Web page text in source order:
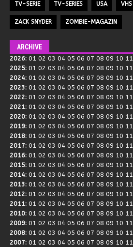
TV-SERIE TV-SERIES USA VHS
ZACK SNYDER ZOMBIE-MAGAZIN
ARCHIVE
2026: 01 02 03 04 05 06 07 08 09 10 11
2025: 01 02 03 04 05 06 07 08 09 10 11
2024: 01 02 03 04 05 06 07 08 09 10 11
2023: 01 02 03 04 05 06 07 08 09 10 11
2022: 01 02 03 04 05 06 07 08 09 10 11
2021: 01 02 03 04 05 06 07 08 09 10 11
2020: 01 02 03 04 05 06 07 08 09 10 11
2019: 01 02 03 04 05 06 07 08 09 10 11
2018: 01 02 03 04 05 06 07 08 09 10 11
2017: 01 02 03 04 05 06 07 08 09 10 11
2016: 01 02 03 04 05 06 07 08 09 10 11
2015: 01 02 03 04 05 06 07 08 09 10 11
2014: 01 02 03 04 05 06 07 08 09 10 11
2013: 01 02 03 04 05 06 07 08 09 10 11
2012: 01 02 03 04 05 06 07 08 09 10 11
2011: 01 02 03 04 05 06 07 08 09 10 11
2010: 01 02 03 04 05 06 07 08 09 10 11
2009: 01 02 03 04 05 06 07 08 09 10 11
2008: 01 02 03 04 05 06 07 08 09 10 11
2007: 01 02 03 04 05 06 07 08 09 10 11